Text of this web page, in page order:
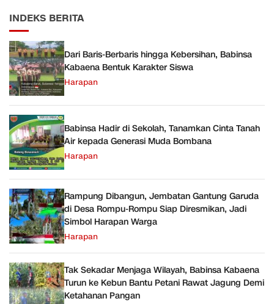
INDEKS BERITA
Dari Baris-Berbaris hingga Kebersihan, Babinsa
Kabaena Bentuk Karakter Siswa
Harapan
Babinsa Hadir di Sekolah, Tanamkan Cinta Tanah
Air kepada Generasi Muda Bombana
Harapan
Rampung Dibangun, Jembatan Gantung Garuda
di Desa Rompu-Rompu Siap Diresmikan, Jadi
Simbol Harapan Warga
Harapan
Tak Sekadar Menjaga Wilayah, Babinsa Kabaena
Turun ke Kebun Bantu Petani Rawat Jagung Demi
Ketahanan Pangan